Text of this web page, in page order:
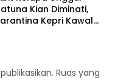
Kian Diminati,
Kepri Kawal
Ruas yang